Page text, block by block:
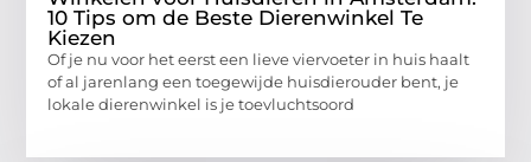
10 Tips om de Beste Dierenwinkel Te
Kiezen
Of je nu voor het eerst een lieve viervoeter in huis haalt
of al jarenlang een toegewijde huisdierouder bent, je
lokale dierenwinkel is je toevluchtsoord